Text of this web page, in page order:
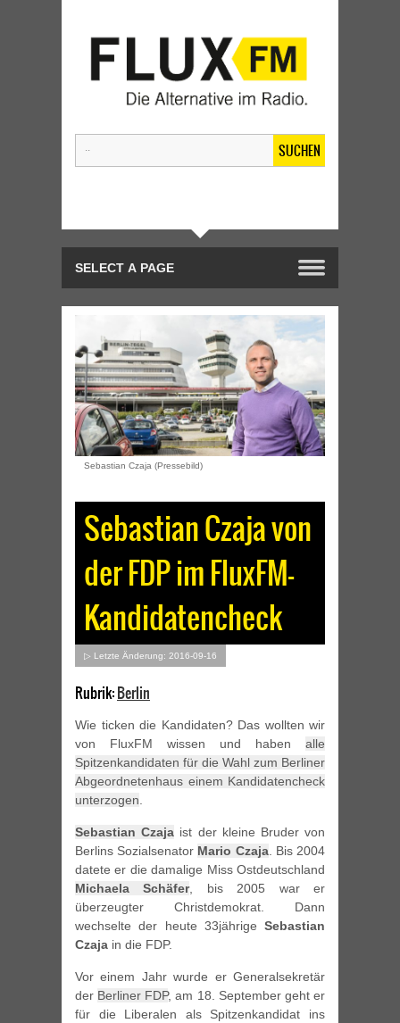
SUCHEN
Sebastian Czaja (Pressebild)
Sebastian Czaja von
der FDP im FluxFM-
Kandidatencheck
▷ Letzte Änderung: 2016-09-16
Rubrik:Berlin
Wie ticken die Kandidaten? Das wollten wir
von FluxFM wissen und haben alle
Spitzenkandidaten für die Wahl zum Berliner
Abgeordnetenhaus einem Kandidatencheck
unterzogen.
Sebastian Czaja ist der kleine Bruder von
Berlins Sozialsenator Mario Czaja. Bis 2004
datete er die damalige Miss Ostdeutschland
Michaela Schäfer, bis 2005 war er
überzeugter Christdemokrat. Dann
wechselte der heute 33jährige Sebastian
Czaja in die FDP.
Vor einem Jahr wurde er Generalsekretär
der Berliner FDP, am 18. September geht er
für die Liberalen als Spitzenkandidat ins